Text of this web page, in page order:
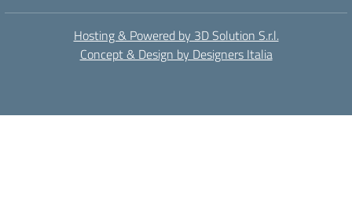
Hosting & Powered by 3D Solution S.r.l.
Concept & Design by Designers Italia